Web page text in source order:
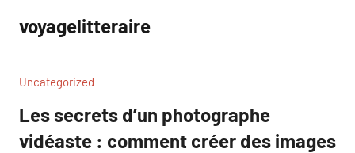
contenu
voyagelitteraire
Uncategorized
Les secrets d’un photographe
vidéaste : comment créer des images